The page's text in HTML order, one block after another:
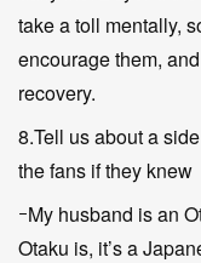
take a toll mentally,
encourage them,
recovery.
8.Tell us about a
the fans if they knew
ｰMy husband is an
Otaku is, it’s a